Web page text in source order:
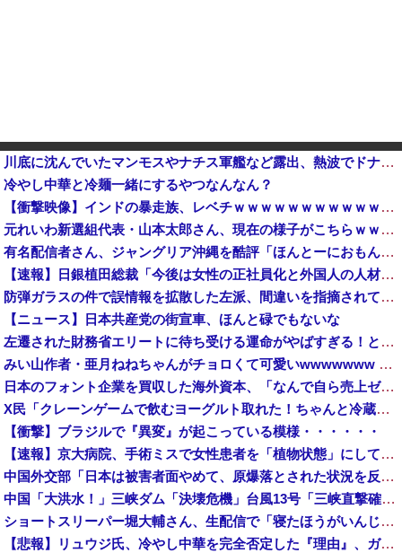
川底に沈んでいたマンモスやナチス軍艦など露出、熱波でドナウ川が歴史的渇水！
冷やし中華と冷麺一緒にするやつなんなん？
【衝撃映像】インドの暴走族、レベチｗｗｗｗｗｗｗｗｗｗｗｗｗｗｗｗ
元れいわ新選組代表・山本太郎さん、現在の様子がこちらｗｗｗｗｗ
有名配信者さん、ジャングリア沖縄を酷評「ほんとーにおもんない！カス！」→炎上→逆に配信でブチギレ反論！絶叫しながら熱弁「誰かが声を上げないといけ...
【速報】日銀植田総裁「今後は女性の正社員化と外国人の人材活用が鍵」
防弾ガラスの件で誤情報を拡散した左派、間違いを指摘されても頑として認めなかった結果……
【ニュース】日本共産党の街宣車、ほんと碌でもないな
左遷された財務省エリートに待ち受ける運命がやばすぎる！と話題に、経歴自体はとんでもないものだが……
みい山作者・亜月ねねちゃんがチョロくて可愛いwwwwwww （※画像あり）他
日本のフォント企業を買収した海外資本、「なんで自ら売上ゼロにするようなことするの」とドン引きするような方針転換を……
X民「クレーンゲームで飲むヨーグルト取れた！ちゃんと冷蔵庫で冷やされてたし問題ないよねｗ」ｸﾞﾋﾞｯ→結果ｗｗｗｗｗｗｗ
【衝撃】ブラジルで『異変』が起こっている模様・・・・・・
【速報】京大病院、手術ミスで女性患者を「植物状態」にしてしまう・・・
中国外交部「日本は被害者面やめて、原爆落とされた状況を反省すべき」
中国「大洪水！」三峡ダム「決壊危機」台風13号「三峡直撃確定」日本「最も強い勢力で接近！（伊勢湾台風級」台風13号と15号「中国本土でぶつかり合...
ショートスリーパー堀大輔さん、生配信で「寝たほうがいんじゃないですか？」というコメントにブチギレ！ガチで怖すぎると話題に・・・
【悲報】リュウジ氏、冷やし中華を完全否定した『理由』、ガチでヤバイ・・・・・・